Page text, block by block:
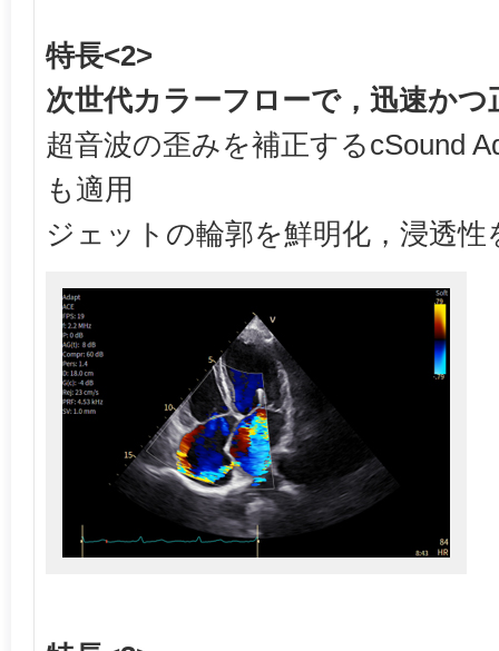
特長<2>
次世代カラーフローで，迅速かつ
超音波の歪みを補正するcSound
も適用
ジェットの輪郭を鮮明化，浸透性